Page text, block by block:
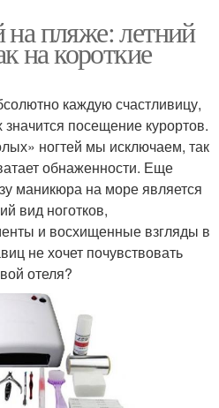
на пляже: летний
на короткие
каждую счастливицу,
посещение курортов.
ногтей мы исключаем, так
обнаженности. Еще
маникюра на море является
вид ноготков,
и восхищенные взгляды в
не хочет почувствовать
отеля?